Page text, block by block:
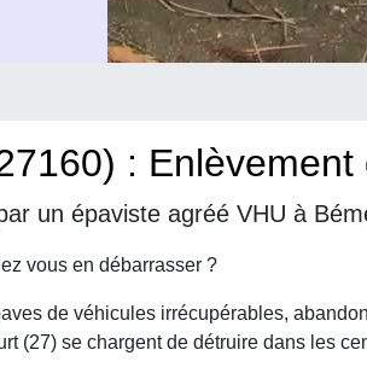
:
un épaviste agréé VHU à
vous en débarrasser ?
de véhicules irrécupérables,
(27) se chargent de détruire dans les